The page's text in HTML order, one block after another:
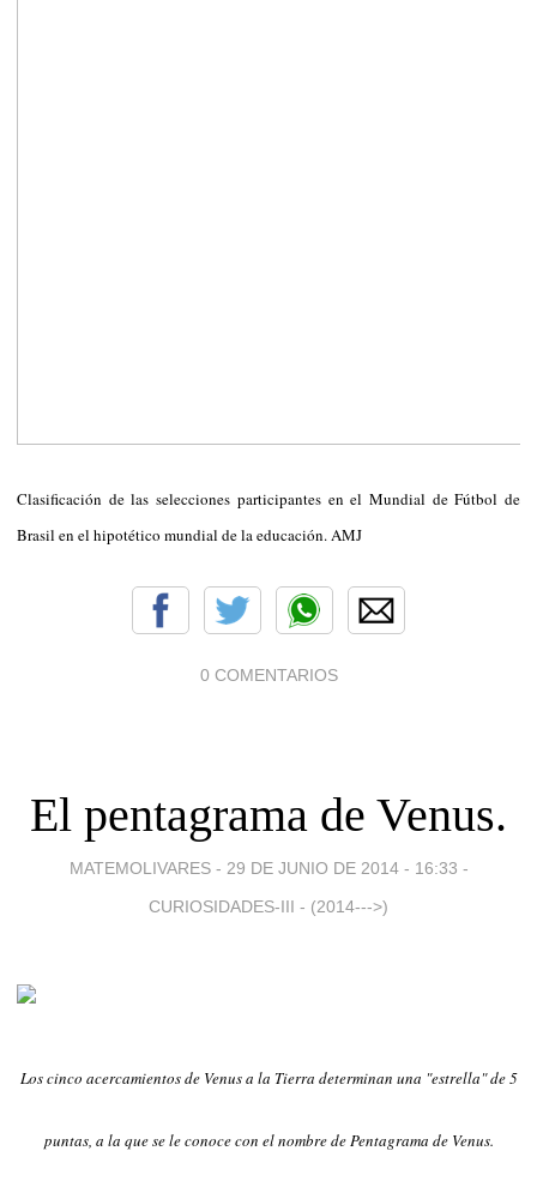
Clasificación de las selecciones participantes en el Mundial de Fútbol de
Brasil en el hipotético mundial de la educación. AMJ
0 COMENTARIOS
El pentagrama de Venus.
MATEMOLIVARES - 29 DE JUNIO DE 2014 - 16:33 -
CURIOSIDADES-III - (2014--->)
Los cinco acercamientos de Venus a la Tierra determinan una "estrella" de 5
puntas, a la que se le conoce con el nombre de Pentagrama de Venus.